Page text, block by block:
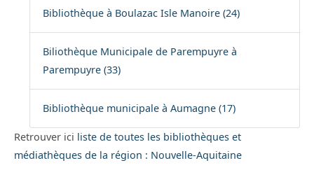
Bibliothèque à Boulazac Isle Manoire (24)
Biliothèque Municipale de Parempuyre à
Parempuyre (33)
Bibliothèque municipale à Aumagne (17)
Retrouver ici liste de toutes les bibliothèques et
médiathèques de la région : Nouvelle-Aquitaine